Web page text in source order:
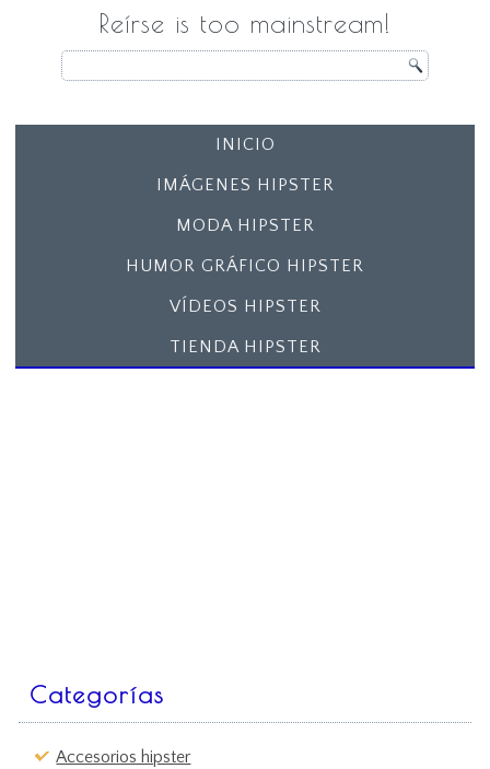
Reírse is too mainstream!
INICIO
IMÁGENES HIPSTER
MODA HIPSTER
HUMOR GRÁFICO HIPSTER
VÍDEOS HIPSTER
TIENDA HIPSTER
Categorías
Accesorios hipster